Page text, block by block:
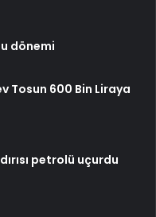
dönemi
Tosun 600 Bin Liraya
petrolü uçurdu